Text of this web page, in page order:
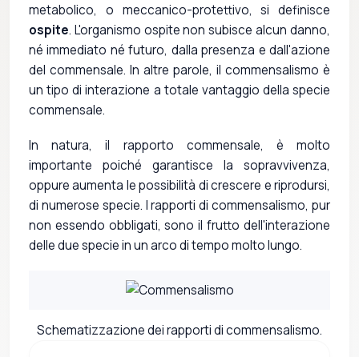
metabolico, o meccanico-protettivo, si definisce
ospite. L'organismo ospite non subisce alcun danno,
né immediato né futuro, dalla presenza e dall'azione
del commensale. In altre parole, il commensalismo è
un tipo di interazione a totale vantaggio della specie
commensale.
In natura, il rapporto commensale, è molto
importante poiché garantisce la sopravvivenza,
oppure aumenta le possibilità di crescere e riprodursi,
di numerose specie. I rapporti di commensalismo, pur
non essendo obbligati, sono il frutto dell'interazione
delle due specie in un arco di tempo molto lungo.
Schematizzazione dei rapporti di commensalismo.